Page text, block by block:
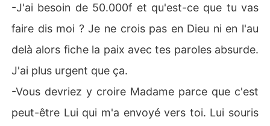
-J'ai besoin de 50.000f et qu'est-ce que tu vas
faire dis moi ? Je ne crois pas en Dieu ni en l'au
delà alors fiche la paix avec tes paroles absurde.
J'ai plus urgent que ça.
-Vous devriez y croire Madame parce que c'est
peut-être Lui qui m'a envoyé vers toi. Lui souris